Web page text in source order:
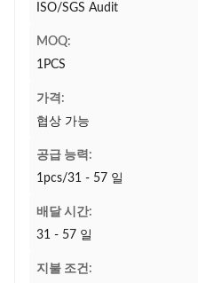
ISO/SGS Audit
MOQ:
1PCS
가격:
협상 가능
공급 능력:
1pcs/31 - 57 일
배달 시간:
31 - 57 일
지불 조건: